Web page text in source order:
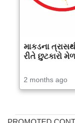
માકડના
રીતે છુટકારો
2 months ago